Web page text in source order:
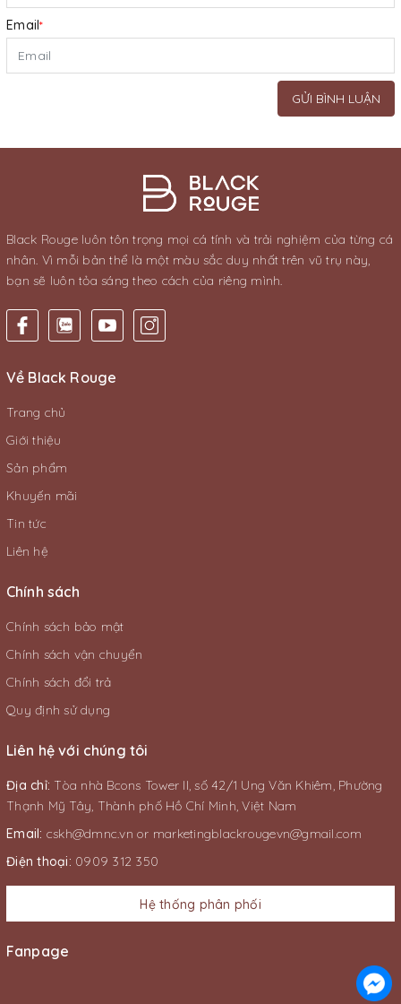
Email*
GỬI BÌNH LUẬN
Black Rouge luôn tôn trọng mọi cá tính và trải nghiệm của từng cá
nhân. Vì mỗi bản thể là một màu sắc duy nhất trên vũ trụ này,
bạn sẽ luôn tỏa sáng theo cách của riêng mình.
Về Black Rouge
Trang chủ
Giới thiệu
Sản phẩm
Khuyến mãi
Tin tức
Liên hệ
Chính sách
Chính sách bảo mật
Chính sách vận chuyển
Chính sách đổi trả
Quy định sử dụng
Liên hệ với chúng tôi
Địa chỉ: Tòa nhà Bcons Tower II, số 42/1 Ung Văn Khiêm, Phường
Thạnh Mỹ Tây, Thành phố Hồ Chí Minh, Việt Nam
Email: cskh@dmnc.vn or marketingblackrougevn@gmail.com
Điện thoại: 0909 312 350
Hệ thống phân phối
Fanpage